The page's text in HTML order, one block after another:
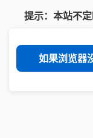
提示：本站不
如果浏览器